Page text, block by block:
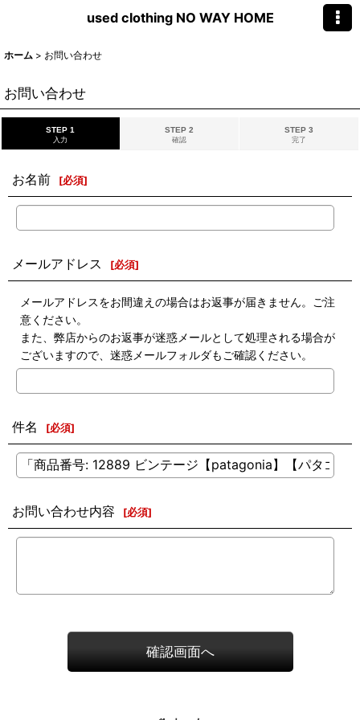
used clothing NO WAY HOME
ホーム > お問い合わせ
お問い合わせ
STEP 1
入力
STEP 2
確認
STEP 3
完了
お名前 [必須]
メールアドレス [必須]
メールアドレスをお間違えの場合はお返事が届きません。ご注
意ください。
また、弊店からのお返事が迷惑メールとして処理される場合が
ございますので、迷惑メールフォルダもご確認ください。
件名 [必須]
お問い合わせ内容 [必須]
確認画面へ